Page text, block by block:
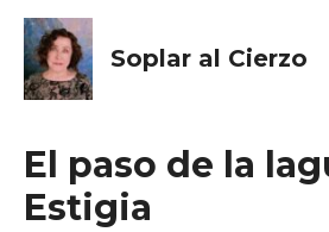
Soplar al Cierzo
El paso de la
Estigia